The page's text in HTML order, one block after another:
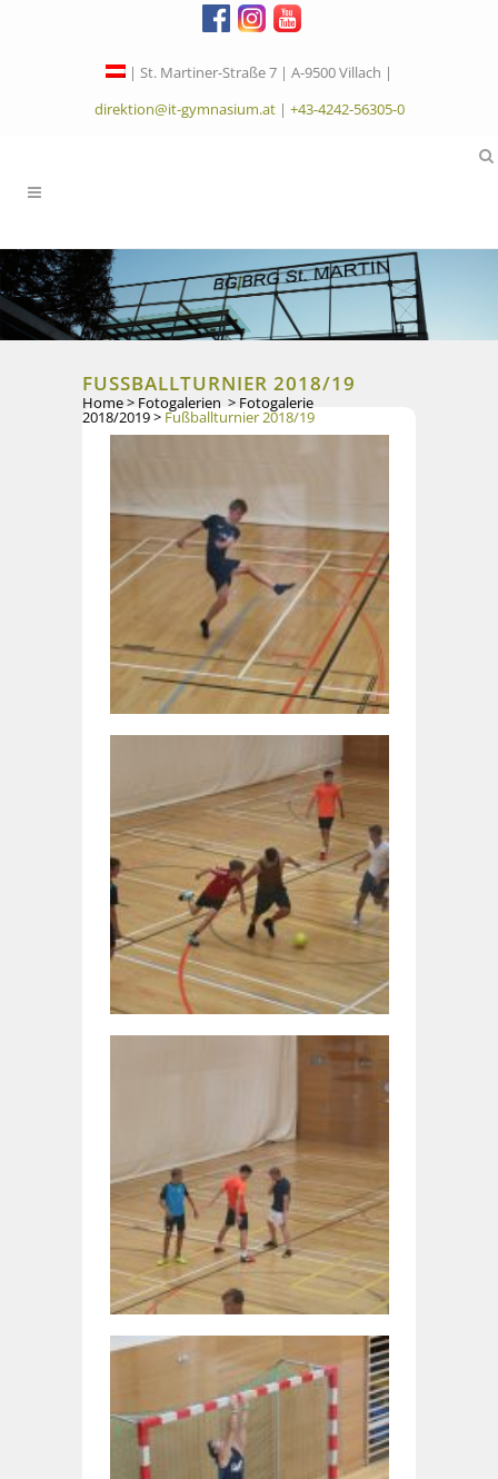
| St. Martiner-Straße 7 | A-9500 Villach |
direktion@it-gymnasium.at| +43-4242-56305-0
FUSSBALLTURNIER 2018/19
Home> Fotogalerien > Fotogalerie
2018/2019> Fußballturnier 2018/19